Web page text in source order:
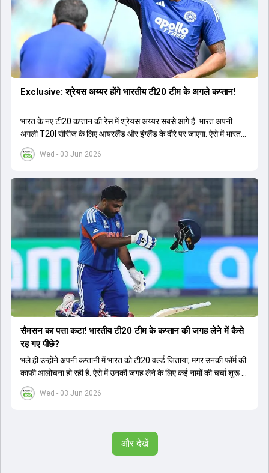
Wed - 03 Jun 2026
Exclusive: श्रेयस अय्यर होंगे भारतीय टी20 टीम के अगले कप्तान!
भारत के नए टी20 कप्तान की रेस में श्रेयस अय्यर सबसे आगे हैं. भारत अपनी
अगली T20I सीरीज के लिए आयरलैंड और इंग्लैंड के दौरे पर जाएगा. ऐसे में भारत
को श्रेयस अय्यर के रूप में एक नया T20I कप्तान मिल सकता है.
Wed - 03 Jun 2026
सैमसन का पत्ता कटा! भारतीय टी20 टीम के कप्तान की जगह लेने में कैसे
रह गए पीछे?
भले ही उन्होंने अपनी कप्तानी में भारत को टी20 वर्ल्ड जिताया, मगर उनकी फॉर्म की
काफी आलोचना हो रही है. ऐसे में उनकी जगह लेने के लिए कई नामों की चर्चा शुरू हो
चुकी है.
और देखें